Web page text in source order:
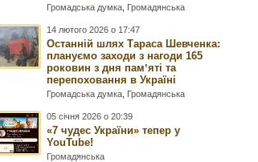
Громадська думка Громадянська
14 лютого 2026 о 17:47
Останній шлях Тараса Шевченка:
плануємо заходи з нагоди 165
роковин з дня памʼяті та
перепоховання в Україні
Громадська думка Громадянська
05 січня 2026 о 20:39
«7 чудес України» тепер у
YouTube!
Громадянська